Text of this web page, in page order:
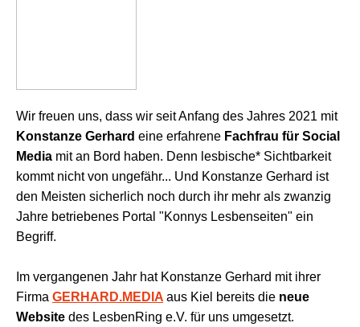
Wir freuen uns, dass wir seit Anfang des Jahres 2021 mit
Konstanze Gerhard eine erfahrene Fachfrau für Social
Media mit an Bord haben. Denn lesbische* Sichtbarkeit
kommt nicht von ungefähr... Und Konstanze Gerhard ist
den Meisten sicherlich noch durch ihr mehr als zwanzig
Jahre betriebenes Portal "Konnys Lesbenseiten" ein
Begriff.
Im vergangenen Jahr hat Konstanze Gerhard mit ihrer
Firma GERHARD.MEDIA aus Kiel bereits die neue
Website des LesbenRing e.V. für uns umgesetzt.